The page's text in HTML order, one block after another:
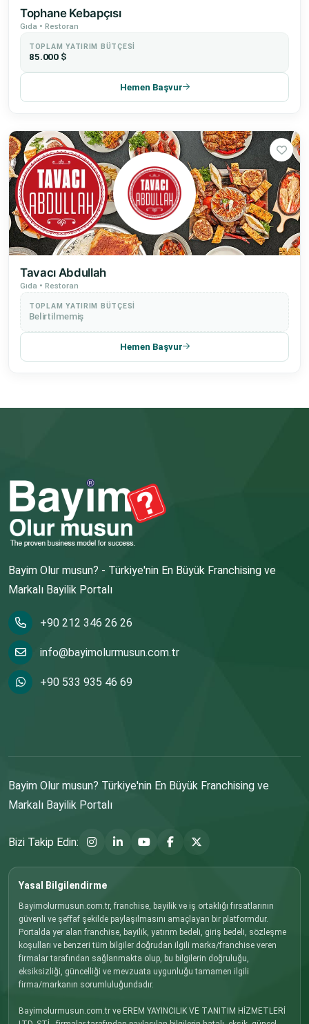
Tophane Kebapçısı
Gıda • Restoran
TOPLAM YATIRIM BÜTÇESI
85.000 $
Hemen Başvur
Tavacı Abdullah
Gıda • Restoran
TOPLAM YATIRIM BÜTÇESI
Belirtilmemiş
Hemen Başvur
Bayim Olur musun? - Türkiye'nin En Büyük Franchising ve
Markalı Bayilik Portalı
+90 212 346 26 26
info@bayimolurmusun.com.tr
+90 533 935 46 69
Bayim Olur musun? Türkiye'nin En Büyük Franchising ve
Markalı Bayilik Portalı
Bizi Takip Edin:
Yasal Bilgilendirme
Bayimolurmusun.com.tr, franchise, bayilik ve iş ortaklığı fırsatlarının
güvenli ve şeffaf şekilde paylaşılmasını amaçlayan bir platformdur.
Portalda yer alan franchise, bayilik, yatırım bedeli, giriş bedeli, sözleşme
koşulları ve benzeri tüm bilgiler doğrudan ilgili marka/franchise veren
firmalar tarafından sağlanmakta olup, bu bilgilerin doğruluğu,
eksiksizliği, güncelliği ve mevzuata uygunluğu tamamen ilgili
firma/markanın sorumluluğundadır.
Bayimolurmusun.com.tr ve EREM YAYINCILIK VE TANITIM HİZMETLERİ